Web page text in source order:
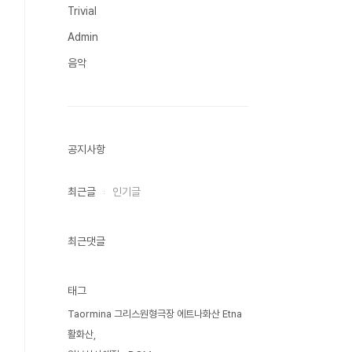
Trivial
Admin
음악
공지사항
최근글 인기글
최근댓글
태그
Taormina 그리스원형극장 에트나화산 Etna
활화산